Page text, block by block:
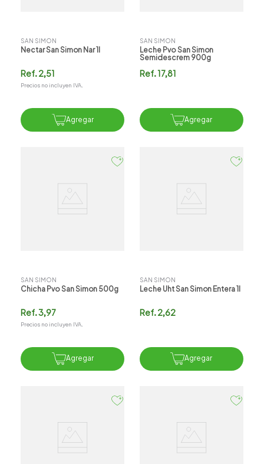
SAN SIMON
Nectar San Simon Nar 1l
Ref.2,51
Precios no incluyen IVA.
Agregar
SAN SIMON
Leche Pvo San Simon
Semidescrem 900g
Ref.17,81
Agregar
SAN SIMON
Chicha Pvo San Simon 500g
Ref.3,97
Precios no incluyen IVA.
Agregar
SAN SIMON
Leche Uht San Simon Entera 1l
Ref.2,62
Agregar